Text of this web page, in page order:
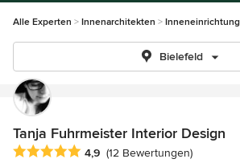
Alle Experten Innenarchitekten Inneneinrichtung
Bielefeld
Tanja Fuhrmeister Interior Design
Durchschnittliche Bewertung: 4.9 von 5
4,9 (12 Bewertungen)